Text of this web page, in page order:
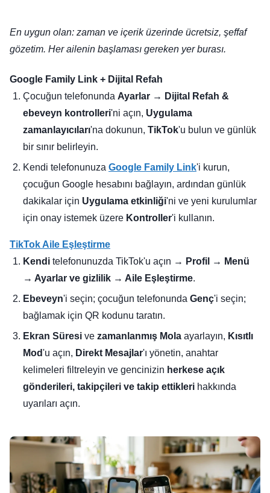
En uygun olan: zaman ve içerik üzerinde ücretsiz, şeffaf
gözetim. Her ailenin başlaması gereken yer burası.
Google Family Link + Dijital Refah
Çocuğun telefonunda Ayarlar → Dijital Refah &
ebeveyn kontrolleri'ni açın, Uygulama
zamanlayıcıları'na dokunun, TikTok'u bulun ve günlük
bir sınır belirleyin.
Kendi telefonunuza Google Family Link'i kurun,
çocuğun Google hesabını bağlayın, ardından günlük
dakikalar için Uygulama etkinliği'ni ve yeni kurulumlar
için onay istemek üzere Kontroller'i kullanın.
TikTok Aile Eşleştirme
Kendi telefonunuzda TikTok'u açın → Profil → Menü
→ Ayarlar ve gizlilik → Aile Eşleştirme.
Ebeveyn'i seçin; çocuğun telefonunda Genç'i seçin;
bağlamak için QR kodunu taratın.
Ekran Süresi ve zamanlanmış Mola ayarlayın, Kısıtlı
Mod'u açın, Direkt Mesajlar'ı yönetin, anahtar
kelimeleri filtreleyin ve gencinizin herkese açık
gönderileri, takipçileri ve takip ettikleri hakkında
uyarıları açın.